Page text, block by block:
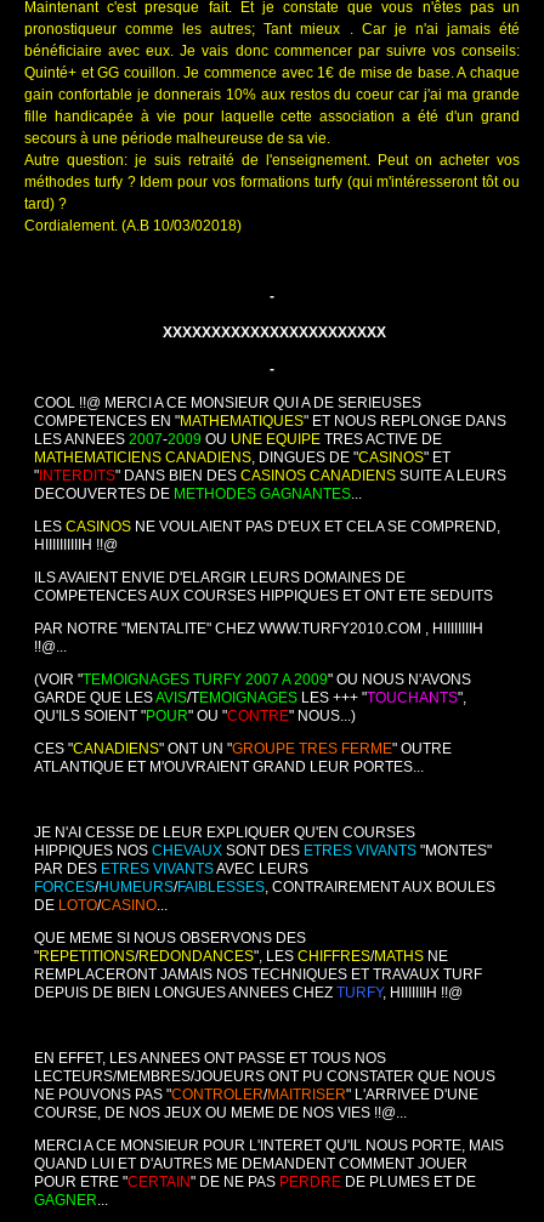
Maintenant c'est presque fait. Et je constate que vous n'êtes pas un
pronostiqueur comme les autres; Tant mieux . Car je n'ai jamais été
bénéficiaire avec eux. Je vais donc commencer par suivre vos conseils:
Quinté+ et GG couillon. Je commence avec 1€ de mise de base. A chaque
gain confortable je donnerais 10% aux restos du coeur car j'ai ma grande
fille handicapée à vie pour laquelle cette association a été d'un grand
secours à une période malheureuse de sa vie.
Autre question: je suis retraité de l'enseignement. Peut on acheter vos
méthodes turfy ? Idem pour vos formations turfy (qui m'intéresseront tôt ou
tard) ?
Cordialement. (A.B 10/03/02018)
-
XXXXXXXXXXXXXXXXXXXXXXX
-
COOL !!@ MERCI A CE MONSIEUR QUI A DE SERIEUSES
COMPETENCES EN "MATHEMATIQUES" ET NOUS REPLONGE DANS
LES ANNEES 2007-2009 OU UNE EQUIPE TRES ACTIVE DE
MATHEMATICIENS CANADIENS , DINGUES DE "CASINOS" ET
"INTERDITS" DANS BIEN DES CASINOS CANADIENS SUITE A LEURS
DECOUVERTES DE METHODES GAGNANTES
LES CASINOS NE VOULAIENT PAS D'EUX ET CELA SE COMPREND,
HIIIIIIIIIIH !!@
ILS AVAIENT ENVIE D'ELARGIR LEURS DOMAINES DE
COMPETENCES AUX COURSES HIPPIQUES ET ONT ETE SEDUITS
PAR NOTRE "MENTALITE" CHEZ WWW.TURFY2010.COM , HIIIIIIIIH
!!@...
(VOIR "TEMOIGNAGES TURFY 2007 A 2009" OU NOUS N'AVONS
GARDE QUE LESAVIS/TEMOIGNAGES LES +++ "TOUCHANTS",
QU'ILS SOIENT "POUR" OU "CONTRE" NOUS...)
CES "CANADIENS" ONT UN "GROUPE TRES FERME" OUTRE
ATLANTIQUE ET M'OUVRAIENT GRAND LEUR PORTES...
JE N'AI CESSE DE LEUR EXPLIQUER QU'EN COURSES
HIPPIQUES NOS CHEVAUX SONT DES ETRES VIVANTS "MONTES"
PAR DES ETRES VIVANTSAVEC LEURS
FORCES/HUMEURS/FAIBLESSES , CONTRAIREMENT AUX BOULES
DE LOTO/CASINO
QUE MEME SI NOUS OBSERVONS DES
"REPETITIONS/REDONDANCES", LES CHIFFRES/MATHS NE
REMPLACERONT JAMAIS NOS TECHNIQUES ET TRAVAUX TURF
DEPUIS DE BIEN LONGUES ANNEES CHEZ TURFY, HIIIIIIIH !!@
EN EFFET, LES ANNEES ONT PASSE ET TOUS NOS
LECTEURS/MEMBRES/JOUEURS ONT PU CONSTATER QUE NOUS
NE POUVONS PAS "CONTROLER/MAITRISER" L'ARRIVEE D'UNE
COURSE, DE NOS JEUX OU MEME DE NOS VIES !!@...
MERCI A CE MONSIEUR POUR L'INTERET QU'IL NOUS PORTE, MAIS
QUAND LUI ET D'AUTRES ME DEMANDENT COMMENT JOUER
POUR ETRE "CERTAIN" DE NE PAS PERDRE DE PLUMES ET DE
GAGNER